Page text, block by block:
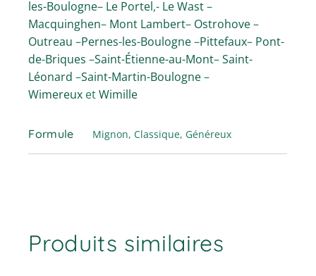
les-Boulogne– Le Portel,- Le Wast–
Macquinghen– Mont Lambert– Ostrohove–
Outreau –Pernes-les-Boulogne–Pittefaux– Pont-
de-Briques –Saint-Étienne-au-Mont–Saint-
Léonard –Saint-Martin-Boulogne–
Wimereux etWimille
Formule Mignon, Classique, Généreux
Produits similaires